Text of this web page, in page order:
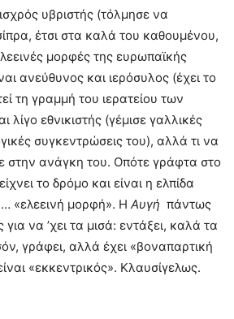
υβριστής (τόλμησε να
έτσι στα καλά του καθουμένου,
μορφές της ευρωπαϊκής
ανεύθυνος και ιερόσυλος (έχει το
τη γραμμή του ιερατείου των
λίγο εθνικιστής (γέμισε γαλλικές
συγκεντρώσεις του), αλλά τι να
στην ανάγκη του. Οπότε γράφτα στο
το δρόμο και είναι η ελπίδα
«ελεεινή μορφή». Η Αυγή πάντως
να ’χει τα μισά: εντάξει, καλά τα
γράφει, αλλά έχει «βοναπαρτική
«εκκεντρικός». Κλαυσίγελως.